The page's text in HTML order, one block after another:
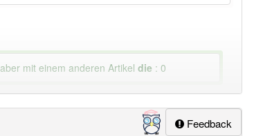
aber mit einem anderen Artikeldie : 0
Feedback